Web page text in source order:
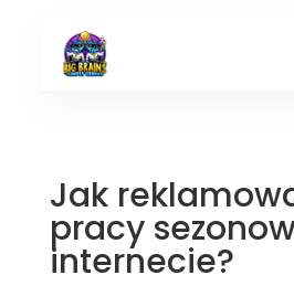
Jak
pracy
internecie?